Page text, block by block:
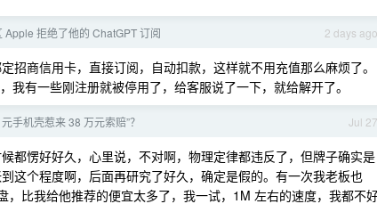
2 days ago
Apple 拒绝了他的 ChatGPT 订阅
商信用卡，直接订阅，自动扣款，这样就不用充值那么麻烦了。
有一些刚注册就被停用了，给客服说了一下，就给解开了。
Jul 27
手机壳惹来 38 万元索赔”？
都愣好好久，心里说，不对啊，物理定律都违反了，但牌子确实是
这个程度啊，后面再研究了好久，确定是假的。有一次我老板也
比我给他推荐的便宜太多了，我一试，1M 左右的速度，我都不